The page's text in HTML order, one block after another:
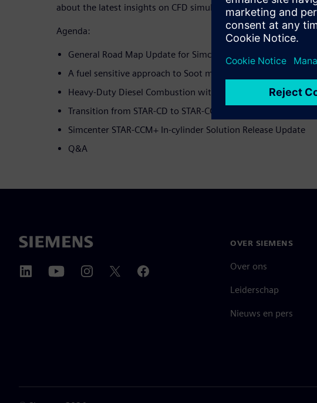
about the latest insights on CFD simulation.
Agenda:
General Road Map Update for Simcenter STAR-CCM+
A fuel sensitive approach to Soot modeling in GDI engines
Heavy-Duty Diesel Combustion with STAR-CCM+ In-Cylinder
Transition from STAR-CD to STAR-CCM+ In-cylinder
Simcenter STAR-CCM+ In-cylinder Solution Release Update
Q&A
OVER SIEMENS
Over ons
Leiderschap
Nieuws en pers